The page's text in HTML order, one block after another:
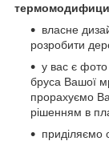
власне
розробити
у вас є фото
бруса Вашої
прорахуємо
рішенням в
приділяємо